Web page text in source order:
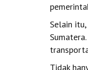
Selain
Tidak